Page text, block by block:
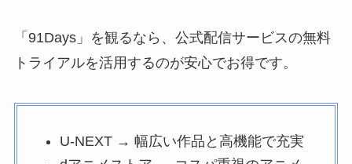
「91Days」を観るなら、公式配信サービスの無料
トライアルを活用するのが安心でお得です。
U-NEXT → 幅広い作品と高機能で充実